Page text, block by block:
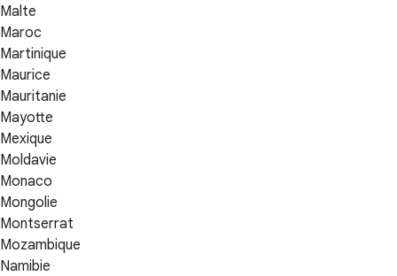
Malte
Maroc
Martinique
Maurice
Mauritanie
Mayotte
Mexique
Moldavie
Monaco
Mongolie
Montserrat
Mozambique
Namibie